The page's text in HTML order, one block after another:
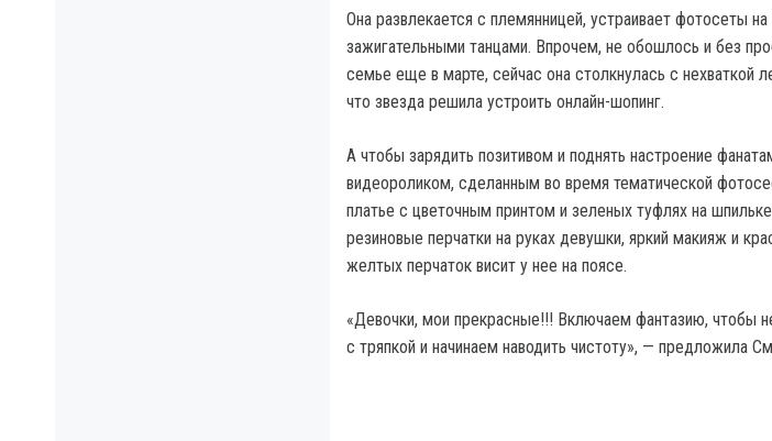
Она развлекается с племянницей, устраивает фотосеты
зажигательными танцами. Впрочем, не обошлось и без
семье еще в марте, сейчас она столкнулась с нехваткой
что звезда решила устроить онлайн-шопинг.
А чтобы зарядить позитивом и поднять настроение
видеороликом, сделанным во время тематической
платье с цветочным принтом и зеленых туфлях на
резиновые перчатки на руках девушки, яркий макияж и
желтых перчаток висит у нее на поясе.
«Девочки, мои прекрасные!!! Включаем фантазию, чтобы
с тряпкой и начинаем наводить чистоту», — предложила